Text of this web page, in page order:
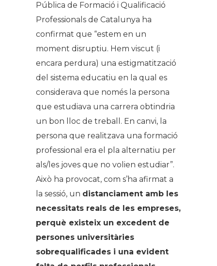
Pública de Formació i Qualificació
Professionals de Catalunya ha
confirmat que “estem en un
moment disruptiu. Hem viscut (i
encara perdura) una estigmatització
del sistema educatiu en la qual es
considerava que només la persona
que estudiava una carrera obtindria
un bon lloc de treball. En canvi, la
persona que realitzava una formació
professional era el pla alternatiu per
als/les joves que no volien estudiar”.
Això ha provocat, com s’ha afirmat a
la sessió, un distanciament amb les
necessitats reals de les empreses,
perquè existeix un excedent de
persones universitàries
sobrequalificades i una evident